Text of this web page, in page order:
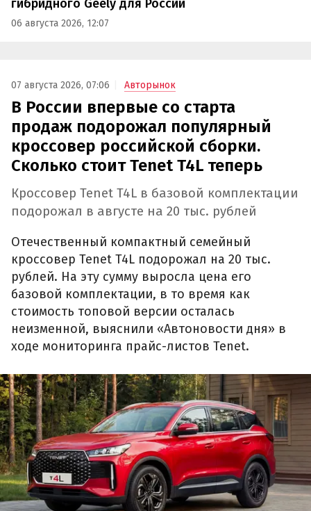
гибридного Geely для России
06 августа 2026, 12:07
07 августа 2026, 07:06 Авторынок
В России впервые со старта
продаж подорожал популярный
кроссовер российской сборки.
Сколько стоит Tenet T4L теперь
Кроссовер Tenet T4L в базовой комплектации
подорожал в августе на 20 тыс. рублей
Отечественный компактный семейный
кроссовер Tenet T4L подорожал на 20 тыс.
рублей. На эту сумму выросла цена его
базовой комплектации, в то время как
стоимость топовой версии осталась
неизменной, выяснили «Автоновости дня» в
ходе мониторинга прайс-листов Tenet.